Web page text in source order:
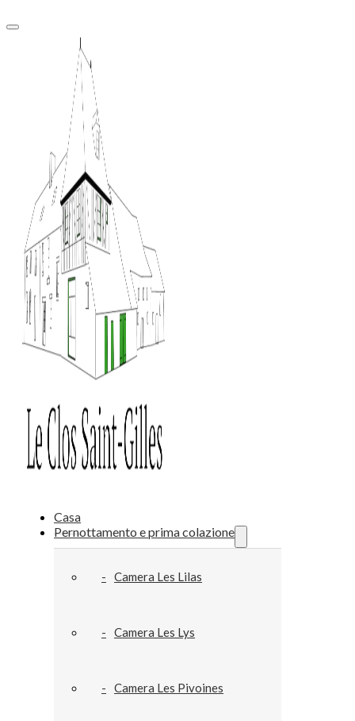
Casa
Pernottamento e prima colazione
Camera Les Lilas
Camera Les Lys
Camera Les Pivoines